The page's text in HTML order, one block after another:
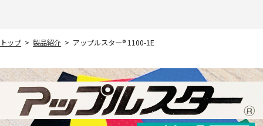
トップ 製品紹介 アップルスター® 1100-1E